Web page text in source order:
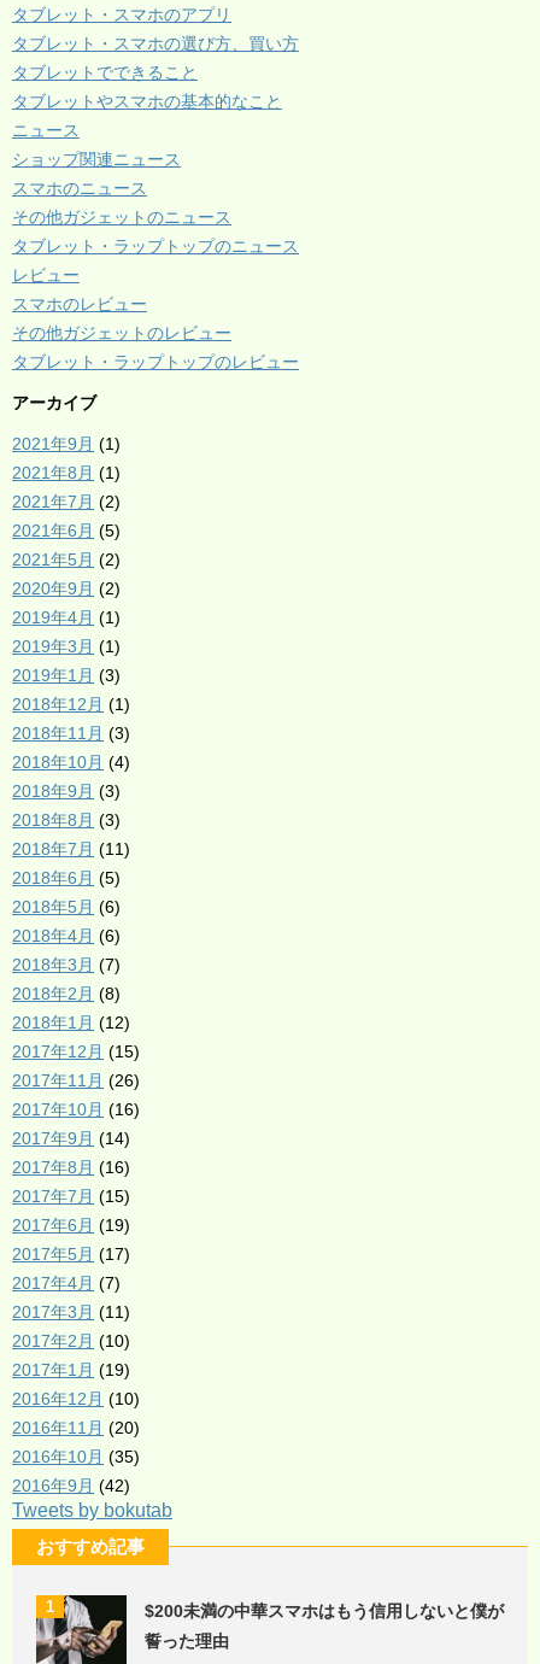
タブレット・スマホのアプリ
タブレット・スマホの選び方、買い方
タブレットでできること
タブレットやスマホの基本的なこと
ニュース
ショップ関連ニュース
スマホのニュース
その他ガジェットのニュース
タブレット・ラップトップのニュース
レビュー
スマホのレビュー
その他ガジェットのレビュー
タブレット・ラップトップのレビュー
アーカイブ
2021年9月 (1)
2021年8月 (1)
2021年7月 (2)
2021年6月 (5)
2021年5月 (2)
2020年9月 (2)
2019年4月 (1)
2019年3月 (1)
2019年1月 (3)
2018年12月 (1)
2018年11月 (3)
2018年10月 (4)
2018年9月 (3)
2018年8月 (3)
2018年7月 (11)
2018年6月 (5)
2018年5月 (6)
2018年4月 (6)
2018年3月 (7)
2018年2月 (8)
2018年1月 (12)
2017年12月 (15)
2017年11月 (26)
2017年10月 (16)
2017年9月 (14)
2017年8月 (16)
2017年7月 (15)
2017年6月 (19)
2017年5月 (17)
2017年4月 (7)
2017年3月 (11)
2017年2月 (10)
2017年1月 (19)
2016年12月 (10)
2016年11月 (20)
2016年10月 (35)
2016年9月 (42)
Tweets by bokutab
おすすめ記事
1
$200未満の中華スマホはもう信用しないと僕が
誓った理由